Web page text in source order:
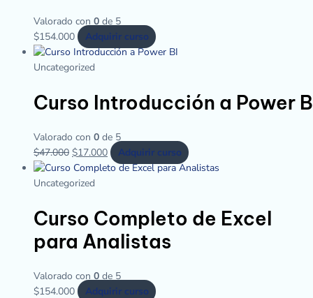
Valorado con 0 de 5
$154.000 Adquirir curso
Uncategorized
Curso Introducción a Power
Valorado con 0 de 5
$47.000 $17.000 Adquirir curso
Uncategorized
Curso Completo de Excel
para Analistas
Valorado con 0 de 5
$154.000 Adquirir curso